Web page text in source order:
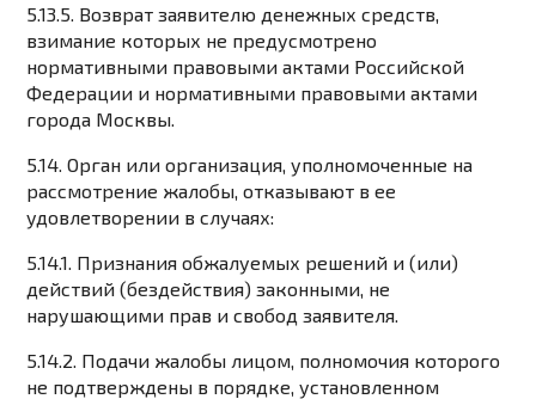
5.13.5. Возврат заявителю денежных средств,
взимание которых не предусмотрено
нормативными правовыми актами Российской
Федерации и нормативными правовыми актами
города Москвы.
5.14. Орган или организация, уполномоченные на
рассмотрение жалобы, отказывают в ее
удовлетворении в случаях:
5.14.1. Признания обжалуемых решений и (или)
действий (бездействия) законными, не
нарушающими прав и свобод заявителя.
5.14.2. Подачи жалобы лицом, полномочия которого
не подтверждены в порядке, установленном